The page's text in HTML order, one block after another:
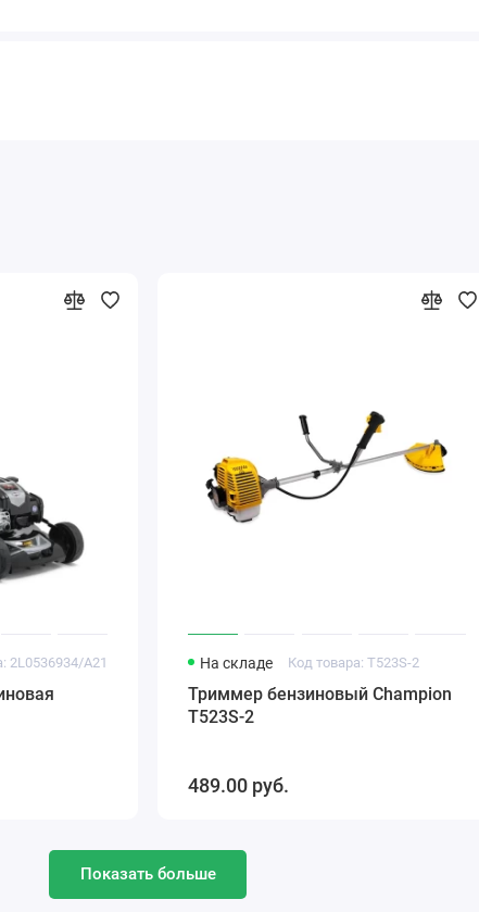
2L0536934/A21 На складе Код товара: T523S-2
Триммер бензиновый Champion
T523S-2
489.00 pуб.
Показать больше